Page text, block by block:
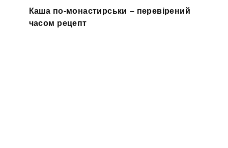
Каша по-монастирськи – перевірений
часом рецепт